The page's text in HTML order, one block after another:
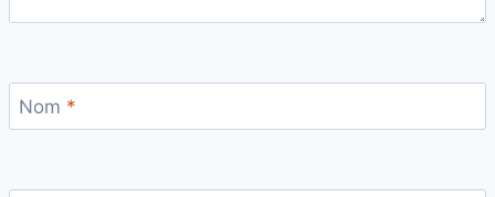
Nom *